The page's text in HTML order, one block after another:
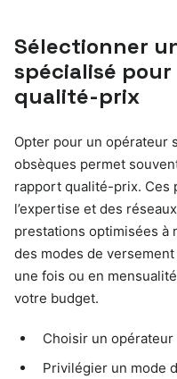
Sélectionner
spécialisé
qualité-prix
Opter pour un opérateur
obsèques permet
rapport qualité-prix. Ces
l’expertise et des
prestations optimisées à
des modes de
une fois ou en
votre budget.
Choisir un
Privilégier un mode